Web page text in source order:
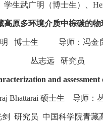
学生武广明（博士生）、
高原多环境介质中棕碳的
博士生 导师：冯金
丛志远 研究员
and
Bhattarai 硕士生 导师：
研究员 中国科学院青藏